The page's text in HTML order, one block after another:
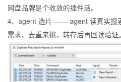
网盘品牌是个收敛的插件活。
4、agent 选片 —— agent 读真实搜
需求、去重来挑，转存后再回读验证。